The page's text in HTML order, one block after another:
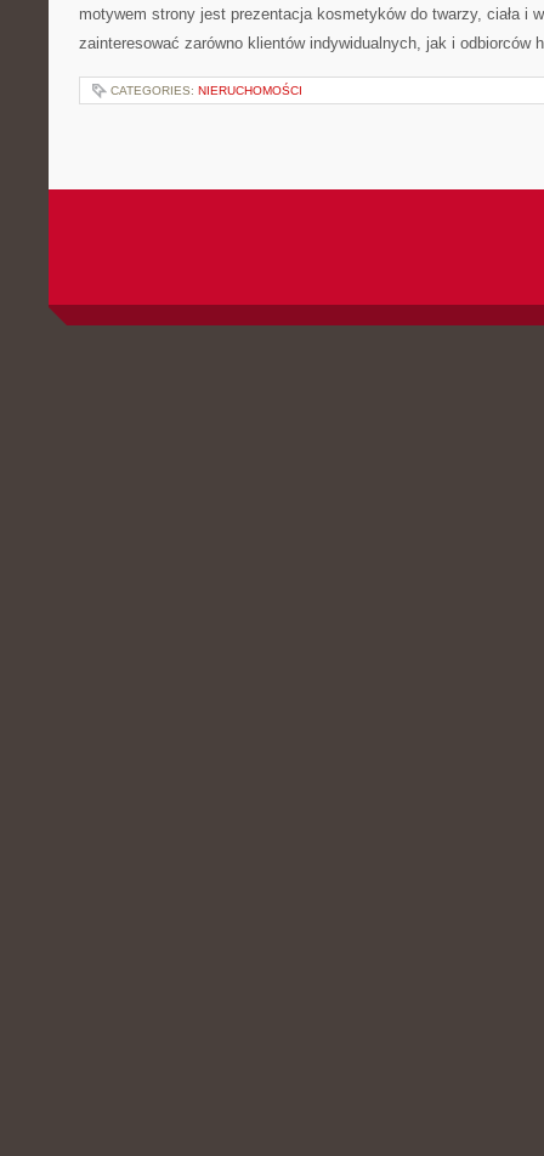
motywem strony jest prezentacja kosmetyków do twarzy, ciała i
zainteresować zarówno klientów indywidualnych, jak i
CATEGORIES: NIERUCHOMOŚCI